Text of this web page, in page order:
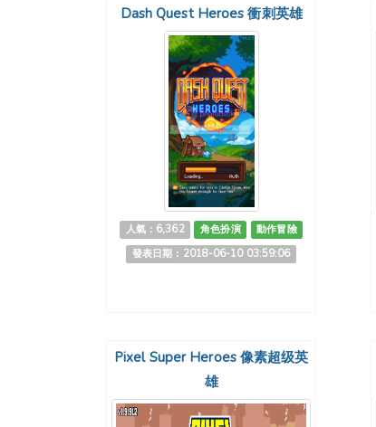
Dash Quest Heroes 衝刺英雄
人氣：6,362 角色扮演
動作冒險
發表日期：2018-06-10 03:59:06
Pixel Super Heroes 像素超级英
雄